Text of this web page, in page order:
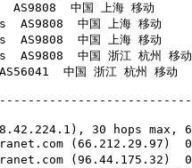
中国 上海 移动
AS9808  中国 上海 移动
AS9808  中国 上海 移动
中国 浙江 杭州 移动
中国 浙江 杭州 移动
30 hops max,
(66.212.29.97)
(96.44.175.32)